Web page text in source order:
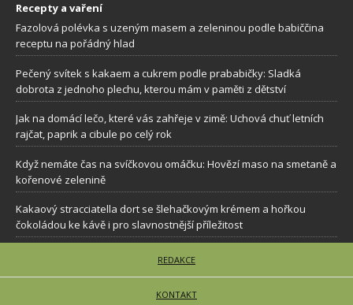
Recepty a vaření
Fazolová polévka s uzeným masem a zeleninou podle babiččina
receptu na pořádný hlad
Pečený svítek s kakaem a cukrem podle prababičky: Sladká
dobrota z jednoho plechu, kterou mám v paměti z dětství
Jak na domácí lečo, které vás zahřeje v zimě: Uchová chuť letních
rajčat, paprik a cibule po celý rok
Když nemáte čas na svíčkovou omáčku: Hovězí maso na smetaně a
kořenové zelenině
Kakaový stracciatella dort se šlehačkovým krémem a hořkou
čokoládou ke kávě i pro slavnostnější příležitost
REDAKCE
KONTAKT